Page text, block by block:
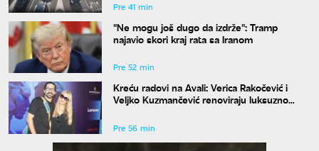
Pre 41 min
"Ne mogu još dugo da izdrže": Tramp
najavio skori kraj rata sa Iranom
Pre 52 min
Kreću radovi na Avali: Verica Rakočević i
Veljko Kuzmančević renoviraju luksuzno
Pre 56 min